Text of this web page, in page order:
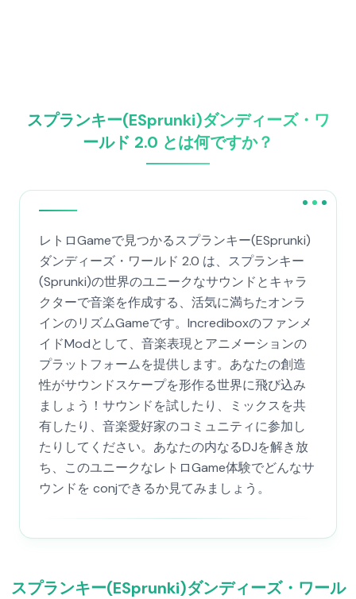
スプランキー(ESprunki)ダンディーズ・ワ
ールド 2.0 とは何ですか？
レトロGameで見つかるスプランキー(ESprunki)
ダンディーズ・ワールド 2.0 は、スプランキー
(Sprunki)の世界のユニークなサウンドとキャラ
クターで音楽を作成する、活気に満ちたオンラ
インのリズムGameです。Incrediboxのファンメ
イドModとして、音楽表現とアニメーションの
プラットフォームを提供します。あなたの創造
性がサウンドスケープを形作る世界に飛び込み
ましょう！サウンドを試したり、ミックスを共
有したり、音楽愛好家のコミュニティに参加し
たりしてください。あなたの内なるDJを解き放
ち、このユニークなレトロGame体験でどんなサ
ウンドを conjできるか見てみましょう。
スプランキー(ESprunki)ダンディーズ・ワール